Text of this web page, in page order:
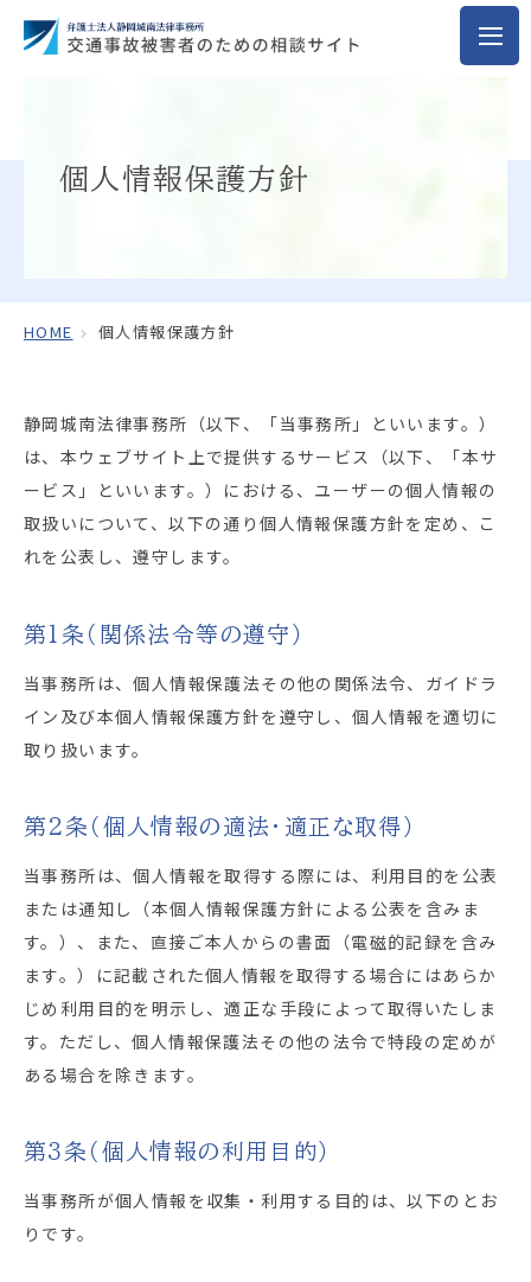
個人情報保護方針
HOME 個人情報保護方針
静岡城南法律事務所（以下、「当事務所」といいます。）
は、本ウェブサイト上で提供するサービス（以下、「本サ
ービス」といいます。）における、ユーザーの個人情報の
取扱いについて、以下の通り個人情報保護方針を定め、こ
れを公表し、遵守します。
第1条（関係法令等の遵守）
当事務所は、個人情報保護法その他の関係法令、ガイドラ
イン及び本個人情報保護方針を遵守し、個人情報を適切に
取り扱います。
第2条（個人情報の適法・適正な取得）
当事務所は、個人情報を取得する際には、利用目的を公表
または通知し（本個人情報保護方針による公表を含みま
す。）、また、直接ご本人からの書面（電磁的記録を含み
ます。）に記載された個人情報を取得する場合にはあらか
じめ利用目的を明示し、適正な手段によって取得いたしま
す。ただし、個人情報保護法その他の法令で特段の定めが
ある場合を除きます。
第3条（個人情報の利用目的）
当事務所が個人情報を収集・利用する目的は、以下のとお
りです。